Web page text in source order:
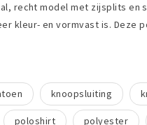
recht model met zijsplits en
kleur- en vormvast is. Deze
knoopsluiting
poloshirt polyester